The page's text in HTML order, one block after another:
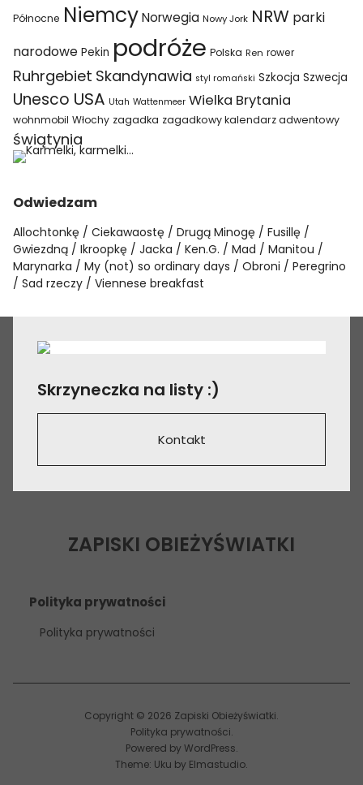
Północne Niemcy Norwegia Nowy Jork NRW parki
narodowe Pekin podróże Polska Ren rower
Ruhrgebiet Skandynawia styl romański Szkocja Szwecja
Unesco USA Utah Wattenmeer Wielka Brytania
wohnmobil Włochy zagadka zagadkowy kalendarz adwentowy
świątynia
Odwiedzam
Allochtonkę Ciekawaostę Drugą Minogę
Fusillę
Gwiezdną
Ikroopkę Jacka Ken.G. Mad
Manitou
Marynarka
My (not) so ordinary days Obroni
Peregrino
Sad rzeczy
Viennese breakfast
Skrzyneczka na listy :)
Kontakt
ZAPISKI OBIEŻYŚWIATKI
Polityka prywatności
Polityka prywatności
Copyright © 2026 Zapiski Obieżyświatki
Polityka prywatności
Powered by WordPress
Theme: Uku by Elmastudio